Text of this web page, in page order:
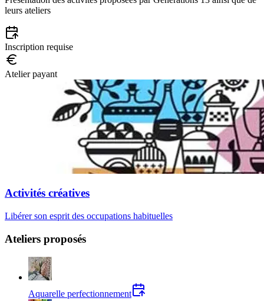
leurs ateliers
Inscription requise
Atelier payant
Activités créatives
Libérer son esprit des occupations habituelles
Ateliers proposés
Aquarelle perfectionnement